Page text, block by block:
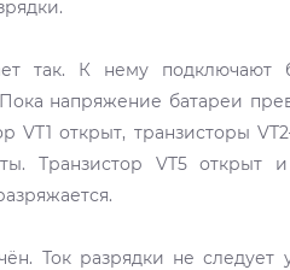
так. К нему подключают
напряжение батареи
VT1 открыт, транзисторы
Транзистор VT5
Ток разрядки не следует